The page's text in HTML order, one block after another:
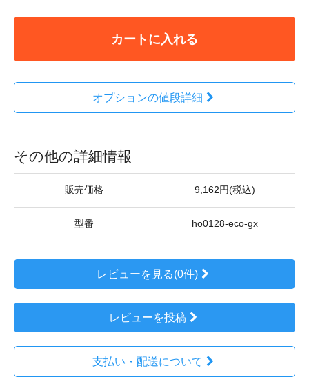
カートに入れる
オプションの値段詳細
その他の詳細情報
販売価格 9,162円(税込)
型番 ho0128-eco-gx
レビューを見る(0件)
レビューを投稿
支払い・配送について